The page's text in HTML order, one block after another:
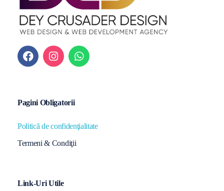
Pagini Obligatorii
Politică de confidenţialitate
Termeni & Condiţii
Link-Uri Utile